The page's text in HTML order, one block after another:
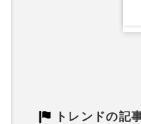
トレンドの記